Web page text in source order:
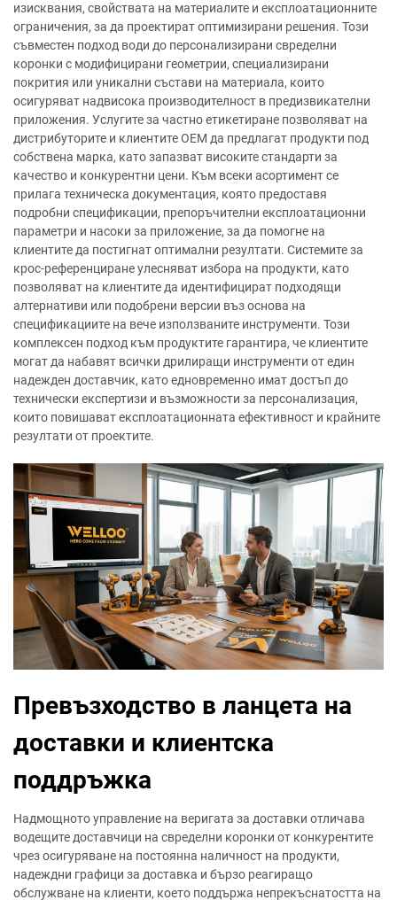
изисквания, свойствата на материалите и експлоатационните
ограничения, за да проектират оптимизирани решения. Този
съвместен подход води до персонализирани свределни
коронки с модифицирани геометрии, специализирани
покрития или уникални състави на материала, които
осигуряват надвисока производителност в предизвикателни
приложения. Услугите за частно етикетиране позволяват на
дистрибуторите и клиентите OEM да предлагат продукти под
собствена марка, като запазват високите стандарти за
качество и конкурентни цени. Към всеки асортимент се
прилага техническа документация, която предоставя
подробни спецификации, препоръчителни експлоатационни
параметри и насоки за приложение, за да помогне на
клиентите да постигнат оптимални резултати. Системите за
крос-референциране улесняват избора на продукти, като
позволяват на клиентите да идентифицират подходящи
алтернативи или подобрени версии въз основа на
спецификациите на вече използваните инструменти. Този
комплексен подход към продуктите гарантира, че клиентите
могат да набавят всички дрилиращи инструменти от един
надежден доставчик, като едновременно имат достъп до
технически експертизи и възможности за персонализация,
които повишават експлоатационната ефективност и крайните
резултати от проектите.
Превъзходство в ланцета на
доставки и клиентска
поддръжка
Надмощното управление на веригата за доставки отличава
водещите доставчици на свределни коронки от конкурентите
чрез осигуряване на постоянна наличност на продукти,
надеждни графици за доставка и бързо реагиращо
обслужване на клиенти, което поддържа непрекъснатостта на